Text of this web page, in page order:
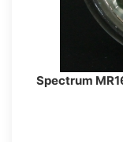
Spectrum